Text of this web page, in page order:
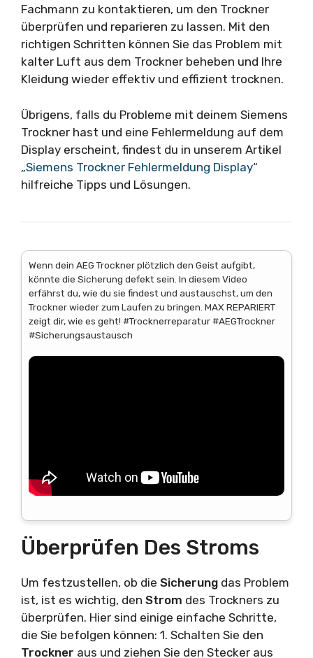
Fachmann zu kontaktieren, um den Trockner
überprüfen und reparieren zu lassen. Mit den
richtigen Schritten können Sie das Problem mit
kalter Luft aus dem Trockner beheben und Ihre
Kleidung wieder effektiv und effizient trocknen.
Übrigens, falls du Probleme mit deinem Siemens
Trockner hast und eine Fehlermeldung auf dem
Display erscheint, findest du in unserem Artikel
„Siemens Trockner Fehlermeldung Display“
hilfreiche Tipps und Lösungen.
Wenn dein AEG Trockner plötzlich den Geist aufgibt,
könnte die Sicherung defekt sein. In diesem Video
erfährst du, wie du sie findest und austauschst, um den
Trockner wieder zum Laufen zu bringen. MAX REPARIERT
zeigt dir, wie es geht! #Trocknerreparatur #AEGTrockner
#Sicherungsaustausch
Überprüfen Des Stroms
Um festzustellen, ob die Sicherung das Problem
ist, ist es wichtig, den Strom des Trockners zu
überprüfen. Hier sind einige einfache Schritte,
die Sie befolgen können: 1. Schalten Sie den
Trockner aus und ziehen Sie den Stecker aus